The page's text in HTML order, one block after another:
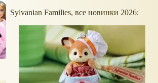
Sylvanian Families, все новинки 2026: